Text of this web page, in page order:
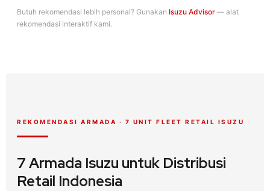
Butuh rekomendasi lebih personal? Gunakan Isuzu Advisor — alat
rekomendasi interaktif kami.
REKOMENDASI ARMADA · 7 UNIT FLEET RETAIL ISUZU
7 Armada Isuzu untuk Distribusi
Retail Indonesia